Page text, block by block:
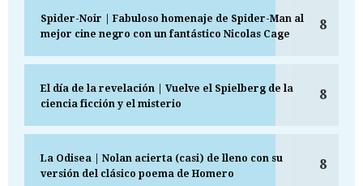
Spider-Noir | Fabuloso homenaje de Spider-Man al
mejor cine negro con un fantástico Nicolas Cage
8
El día de la revelación | Vuelve el Spielberg de la
ciencia ficción y el misterio
8
La Odisea | Nolan acierta (casi) de lleno con su
versión del clásico poema de Homero
8